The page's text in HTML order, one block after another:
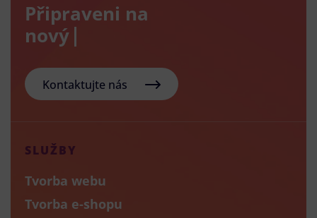
Připraveni na
nový e-sho
Kontaktujte nás
SLUŽBY
Tvorba webu
Tvorba e-shopu